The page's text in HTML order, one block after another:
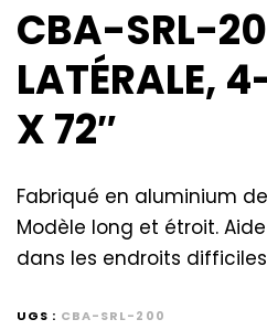
CBA-SRL-
LATÉRALE,
X 72″
Fabriqué en aluminium
Modèle long et étroit.
dans les endroits
UGS : CBA-SRL-200